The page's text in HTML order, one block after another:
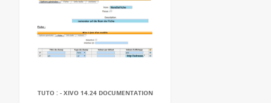
TUTO : - XIVO 14.24 DOCUMENTATION